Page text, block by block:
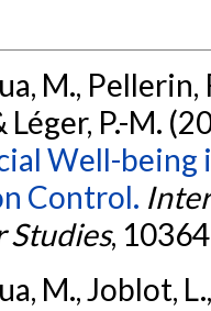
M., Pellerin,
Léger, P.-M.
Well-
Control.
Studies,
M., Joblot,